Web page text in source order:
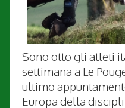
Sono otto gli atleti
settimana a Le
ultimo
Europa della